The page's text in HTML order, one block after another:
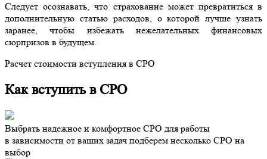
Следует осознавать, что страхование может превратиться в
дополнительную статью расходов, о которой лучше узнать
заранее, чтобы избежать нежелательных финансовых
сюрпризов в будущем.
Расчет стоимости вступления в СРО
Как вступить в СРО
Выбрать надежное и комфортное СРО для работы
в зависимости от ваших задач подберем несколько СРО на
выбор